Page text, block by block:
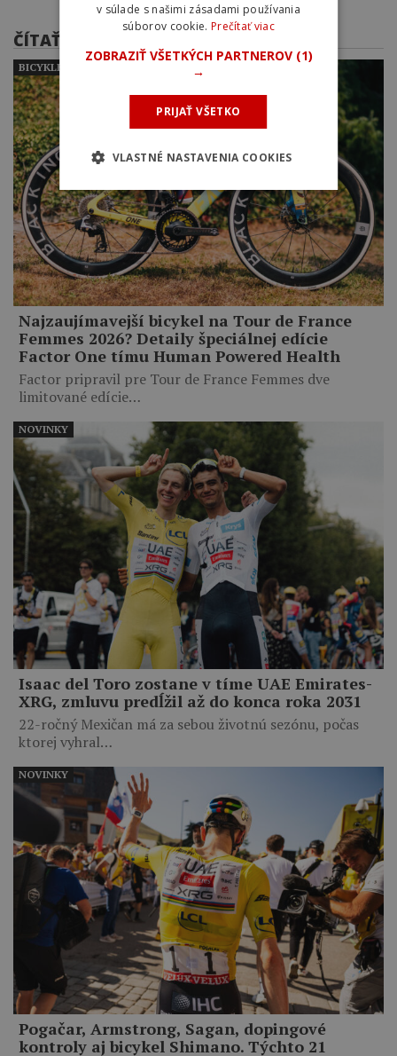
ČÍTAŤ ĎALEJ
Najzaujímavejší bicykel na Tour de France
Femmes 2026? Detaily špeciálnej edície
Factor One tímu Human Powered Health
Factor pripravil pre Tour de France Femmes dve
limitované edície…
BICYKLE PROFESIONÁLNYCH CYKLISTOV
Isaac del Toro zostane v tíme UAE Emirates-
XRG, zmluvu predĺžil až do konca roka 2031
22-ročný Mexičan má za sebou životnú sezónu, počas
ktorej vyhral…
NOVINKY
Pogačar, Armstrong, Sagan, dopingové
kontroly aj bicykel Shimano. Týchto 21
NOVINKY
v súlade s našimi zásadami používania
súborov cookie. Prečítať viac
ZOBRAZIŤ VŠETKÝCH PARTNEROV (1)
→
PRIJAŤ VŠETKO
VLASTNÉ NASTAVENIA COOKIES